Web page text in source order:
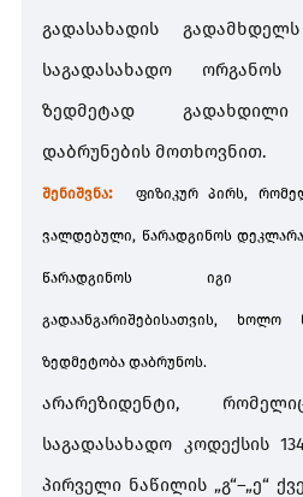
გადასახადის
საგადასახადო ორგანოს
ზედმეტად
დაბრუნების მოთხოვნით.
შენიშვნა: ფიზიკურ პირს,
ვალდებული, წარადგინოს
წარადგინოს იგი
გადაანგარიშებისათვის, ხოლო
ზედმეტობადაბრუნოს.
არარეზიდენტი,
საგადასახადო კოდექსის
პირველი ნაწილის „გ“–„ე“